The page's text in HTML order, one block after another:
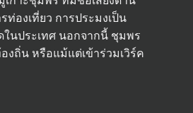
องเที่ยว การประมงเป็น
ในประเทศ นอกจากนี้ ชุมพร
งถิ่น หรือแม้แต่เข้าร่วมเวิร์ค